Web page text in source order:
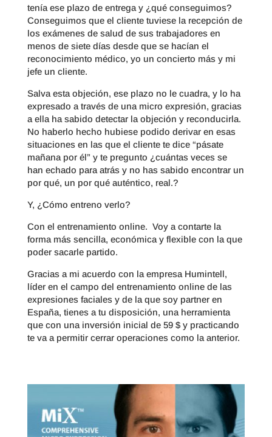
tenía ese plazo de entrega y ¿qué conseguimos?
Conseguimos que el cliente tuviese la recepción de
los exámenes de salud de sus trabajadores en
menos de siete días desde que se hacían el
reconocimiento médico, yo un concierto más y mi
jefe un cliente.
Salva esta objeción, ese plazo no le cuadra, y lo ha
expresado a través de una micro expresión, gracias
a ella ha sabido detectar la objeción y reconducirla.
No haberlo hecho hubiese podido derivar en esas
situaciones en las que el cliente te dice “pásate
mañana por él” y te pregunto ¿cuántas veces se
han echado para atrás y no has sabido encontrar un
por qué, un por qué auténtico, real.?
Y, ¿Cómo entreno verlo?
Con el entrenamiento online. Voy a contarte la
forma más sencilla, económica y flexible con la que
poder sacarle partido.
Gracias a mi acuerdo con la empresa Humintell,
líder en el campo del entrenamiento online de las
expresiones faciales y de la que soy partner en
España, tienes a tu disposición, una herramienta
que con una inversión inicial de 59 $ y practicando
te va a permitir cerrar operaciones como la anterior.